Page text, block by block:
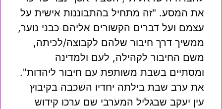
את המסע. "זה מתחיל בהתבוננות אישית על
עצמם ועל דברים הקשורים אליהם כבני נוער,
ממשיך דרך חיבור שלהם לקבוצה/לכיתה,
משם החיבור לקהילה, לעם ולמדינה
ומסתיים בשבת משותפת עם חיבור ליהדות".
את ערב שבת בילתה יחדיו השכבה בקיבוץ
עין יעקב שבגליל המערבי שם ערכו קידוש